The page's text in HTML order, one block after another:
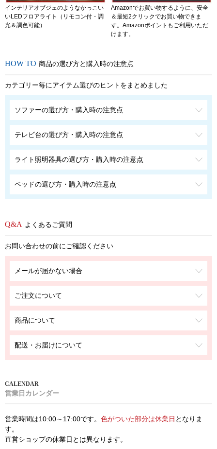
インテリアオブジェのようなかっこい
いLEDフロアライト（リモコン付・調
光＆調色可能）
Amazonでお買い物するように、安全
＆最短2クリックでお買い物できま
す。Amazonポイントもご利用いただ
けます。
商品の選び方と購入時の注意点
カテゴリー毎にアイテム選びのヒントをまとめました
ソファーの選び方・購入時の注意点
テレビ台の選び方・購入時の注意点
ライト照明器具の選び方・購入時の注意点
ベッドの選び方・購入時の注意点
よくあるご質問
お問い合わせの前にご確認ください
メールが届かない場合
ご注文について
商品について
配送・お届けについて
営業日カレンダー
営業時間は10:00～17:00です。 色がついた部分は休業日 となりま
す。
直営ショップの休業日とは異なります。